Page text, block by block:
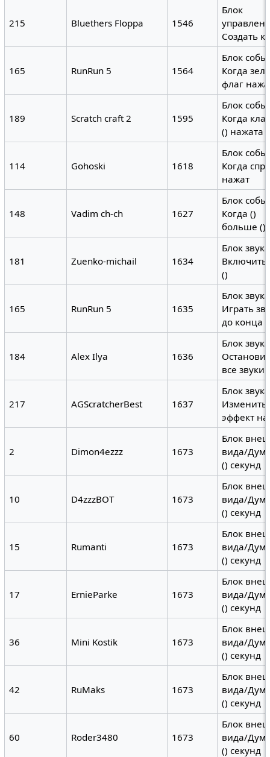
215 Bluethers Floppa 1546
Блок
Создать
165 RunRun 5 1564
Блок
Когда
флаг
189 Scratch craft 2 1595
Блок
Когда
() нажата
114 Gohoski 1618
Блок
Когда
нажат
148 Vadim ch-ch 1627
Блок
Когда ()
больше ()
181 Zuenko-michail 1634
Блок
Включить
()
165 RunRun 5 1635
Блок
Играть
до конца
184 Alex Ilya 1636
Блок
все звуки
217 AGScratcherBest 1637
Блок
Изменить
эффект на
2 Dimon4ezzz 1673
Блок
вида/
() секунд
10 D4zzzBOT 1673
Блок
вида/
() секунд
15 Rumanti 1673
Блок
вида/
() секунд
17 ErnieParke 1673
Блок
вида/
() секунд
36 Mini Kostik 1673
Блок
вида/
() секунд
42 RuMaks 1673
Блок
вида/
() секунд
60 Roder3480 1673
Блок
вида/
() секунд